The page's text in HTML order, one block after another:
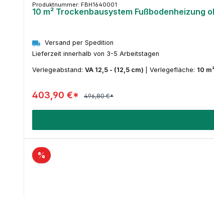
Produktnummer: FBH1640001
10 m² Trockenbausystem Fußbodenheizung
Versand per Spedition
Lieferzeit innerhalb von 3-5 Arbeitstagen
Verlegeabstand: VA 12,5 - (12,5 cm) Verlegefläche: 10
403,90 €* 496,80 €*
%